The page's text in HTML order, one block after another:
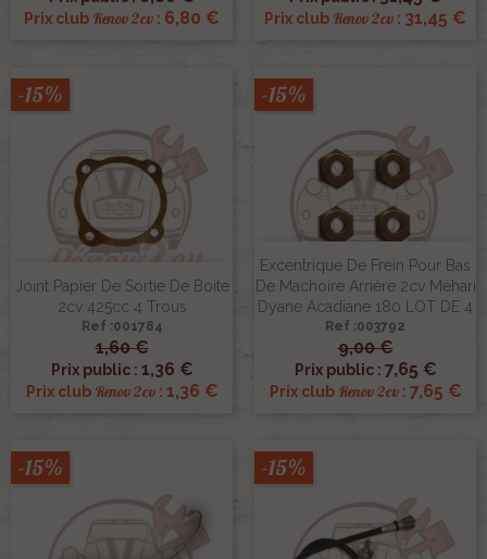
Prix club Renov 2cv : 6,80 € Prix club Renov 2cv : 31,45 €
Joint Papier De Sortie De Boite
2cv 425cc 4 Trous
Ref :001784
1,60 €
Prix public : 1,36 €
Prix club Renov 2cv: 1,36 €
-15%
Excentrique De Frein Pour Bas
De Machoire Arrière 2cv Méhari
Dyane Acadiane 180 LOT DE 4
Ref :003792
9,00 €
Prix public : 7,65 €
Prix club Renov 2cv: 7,65 €
-15%
-15% -15%